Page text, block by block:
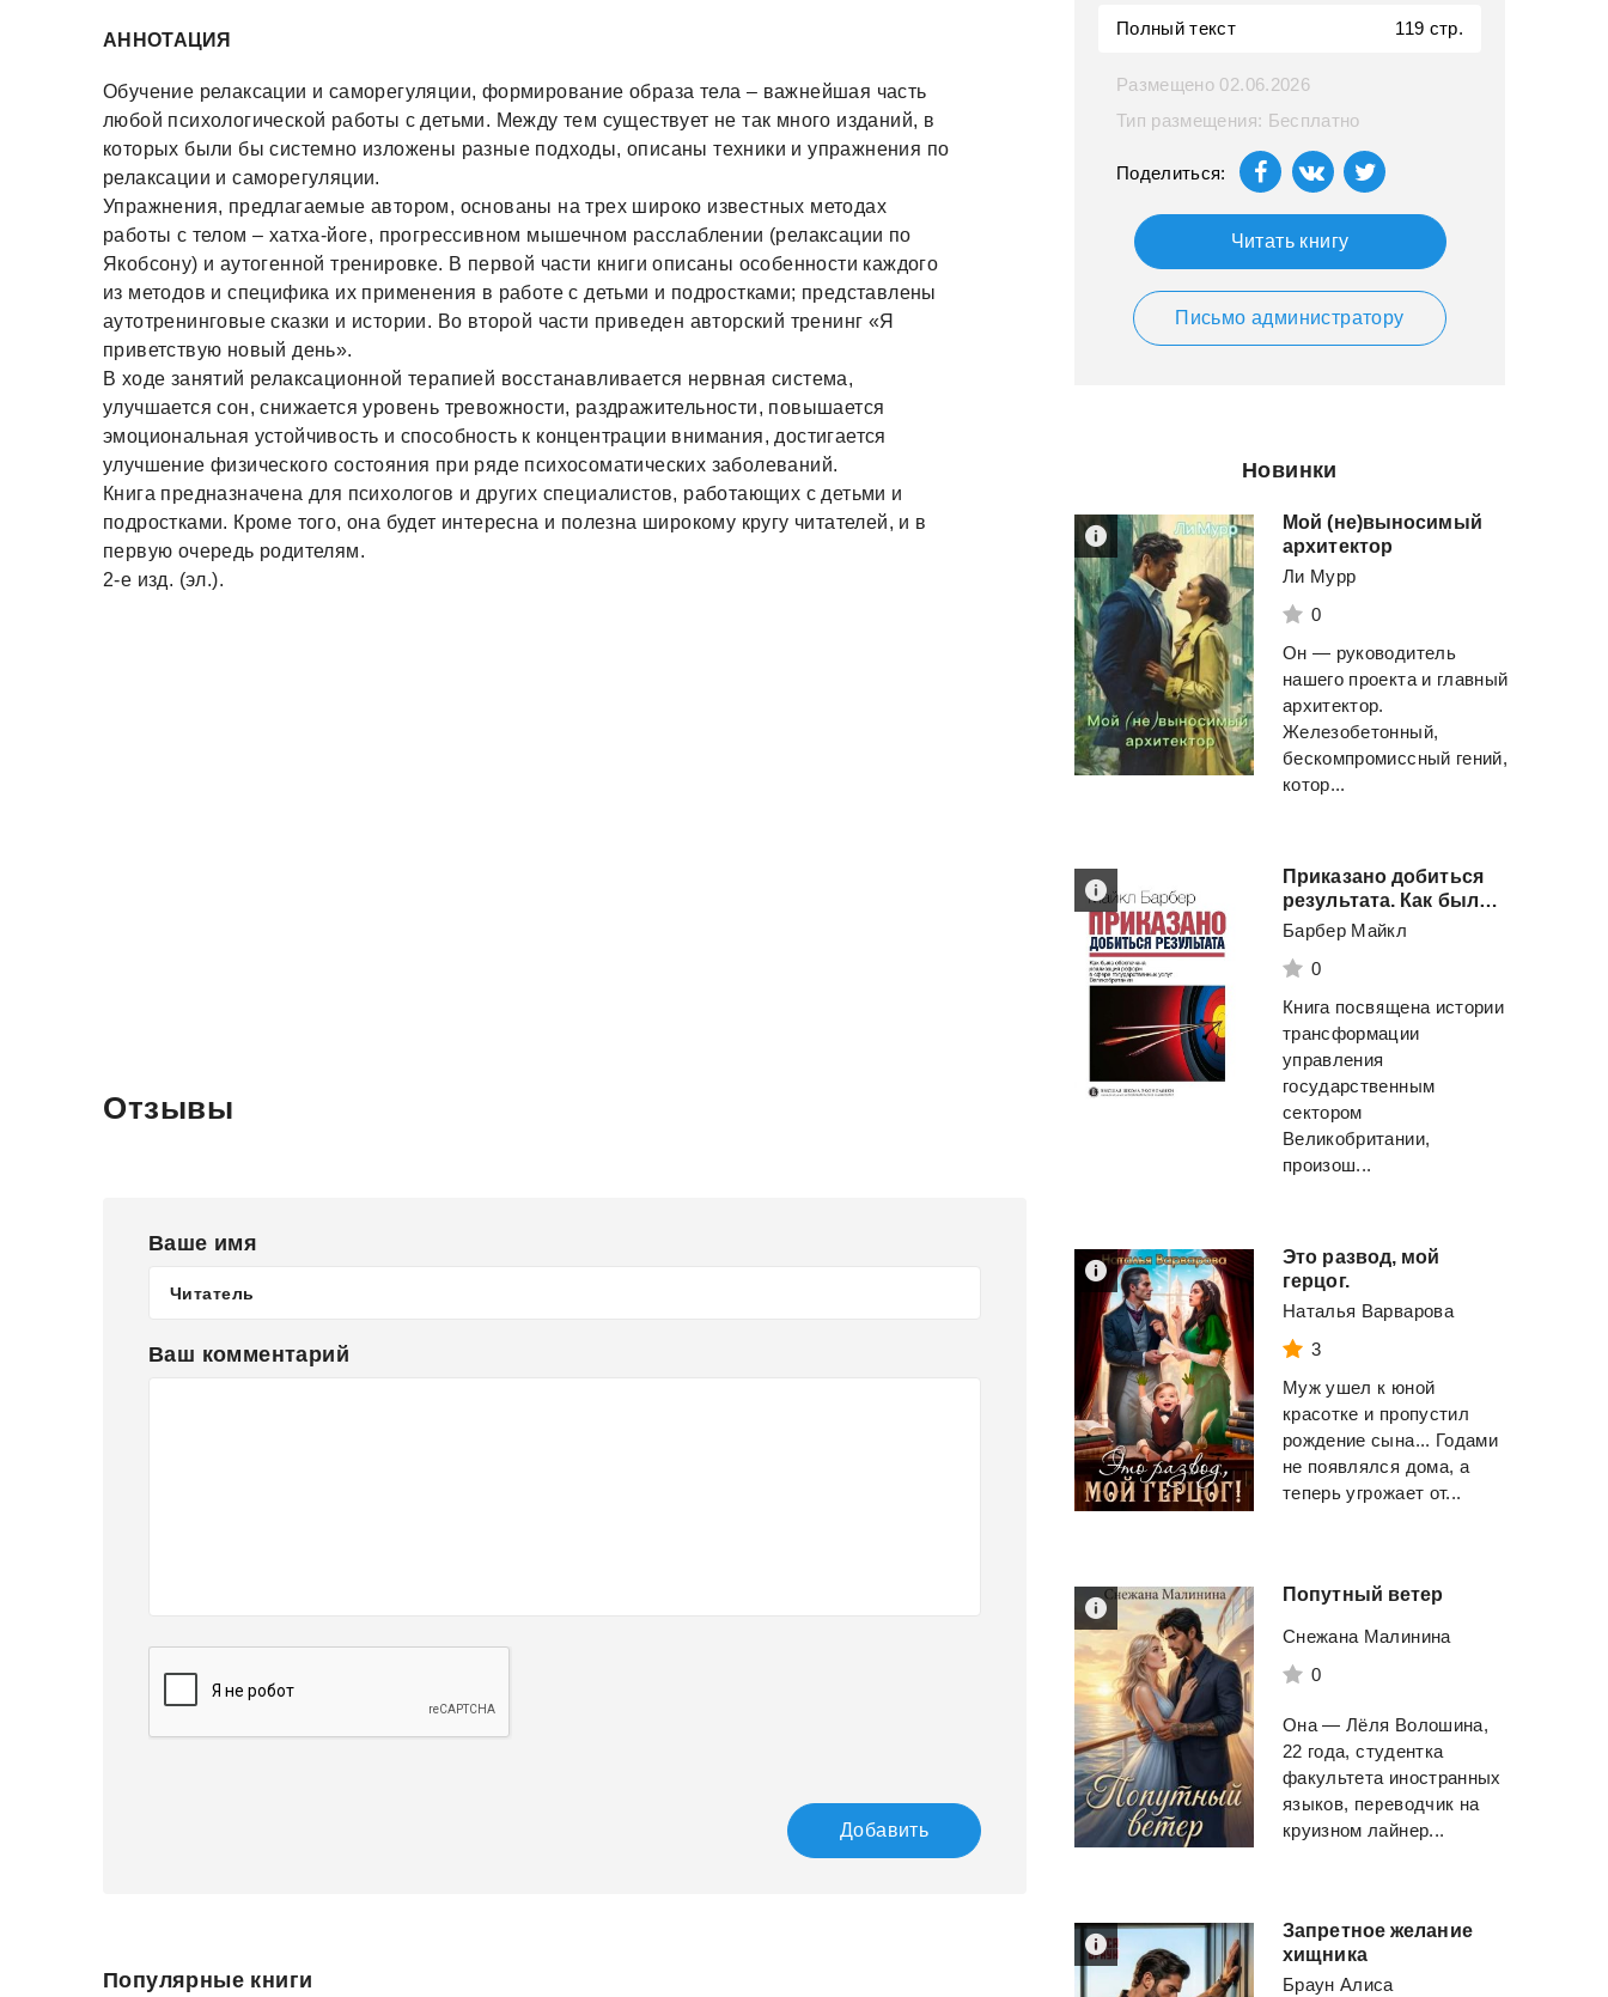
АННОТАЦИЯ
Обучение релаксации и саморегуляции, формирование образа тела – важнейшая часть
любой психологической работы с детьми. Между тем существует не так много изданий, в
которых были бы системно изложены разные подходы, описаны техники и упражнения по
релаксации и саморегуляции.
Упражнения, предлагаемые автором, основаны на трех широко известных методах
работы с телом – хатха-йоге, прогрессивном мышечном расслаблении (релаксации по
Якобсону) и аутогенной тренировке. В первой части книги описаны особенности каждого
из методов и специфика их применения в работе с детьми и подростками; представлены
аутотренинговые сказки и истории. Во второй части приведен авторский тренинг «Я
приветствую новый день».
В ходе занятий релаксационной терапией восстанавливается нервная система,
улучшается сон, снижается уровень тревожности, раздражительности, повышается
эмоциональная устойчивость и способность к концентрации внимания, достигается
улучшение физического состояния при ряде психосоматических заболеваний.
Книга предназначена для психологов и других специалистов, работающих с детьми и
подростками. Кроме того, она будет интересна и полезна широкому кругу читателей, и в
первую очередь родителям.
2-е изд. (эл.).
Отзывы
Ваше имя
Ваш комментарий
Добавить
Популярные книги
Полный текст 119 стр.
Размещено 02.06.2026
Тип размещения: Бесплатно
Поделиться:
Читать книгу
Письмо администратору
Новинки
Мой (не)выносимый
архитектор
Ли Мурр
0
Он — руководитель
нашего проекта и главный
архитектор.
Железобетонный,
бескомпромиссный гений,
котор...
Приказано добиться
результата. Как была обеспечена реализация реформ в сфере государственных услуг Великобритании
Барбер Майкл
0
Книга посвящена истории
трансформации
управления
государственным
сектором
Великобритании,
произош...
Это развод, мой
герцог.
Наталья Варварова
3
Муж ушел к юной
красотке и пропустил
рождение сына... Годами
не появлялся дома, а
теперь угрожает от...
Попутный ветер
Снежана Малинина
0
Она — Лёля Волошина,
22 года, студентка
факультета иностранных
языков, переводчик на
круизном лайнер...
Запретное желание
хищника
Браун Алиса